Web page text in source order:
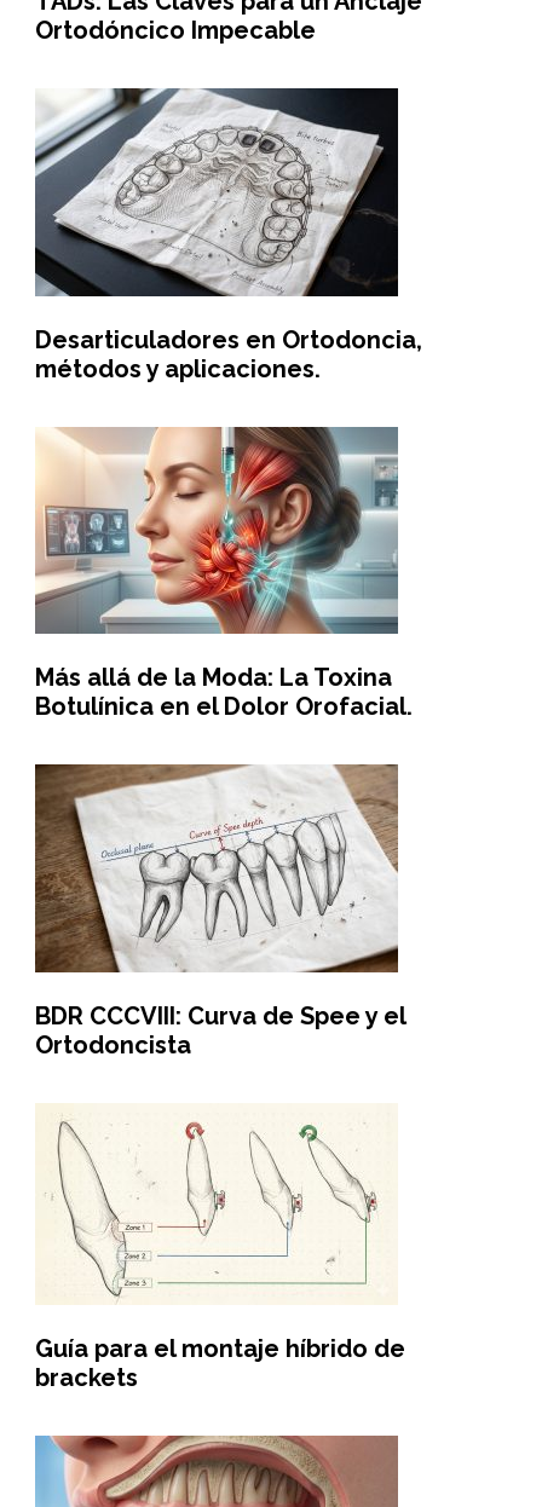
Ortodóncico Impecable
Desarticuladores en Ortodoncia,
métodos y aplicaciones.
Más allá de la Moda: La Toxina
Botulínica en el Dolor Orofacial.
BDR CCCVIII: Curva de Spee y el
Ortodoncista
Guía para el montaje híbrido de
brackets